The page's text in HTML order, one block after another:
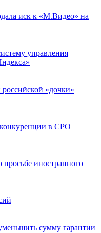
иск к «М.Видео» на
управления
«дочки»
в СРО
иностранного
сумму гарантии